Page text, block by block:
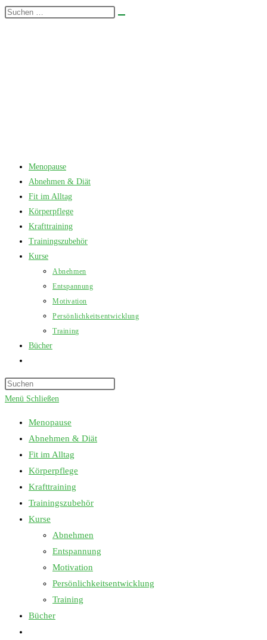
Zum
Diese
Menopause
Abnehmen & Diät
Fit im Alltag
Körperpflege
Krafttraining
Trainingszubehör
Kurse
Abnehmen
Entspannung
Motivation
Persönlichkeitsentwicklung
Training
Bücher
umschalten
Menü Schließen
Menopause
Abnehmen & Diät
Fit im Alltag
Körperpflege
Krafttraining
Trainingszubehör
Kurse
Abnehmen
Entspannung
Motivation
Persönlichkeitsentwicklung
Training
Bücher